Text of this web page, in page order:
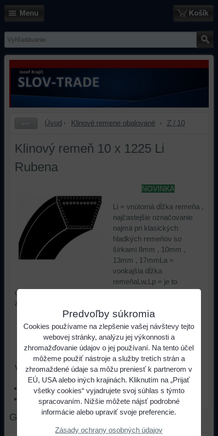
Menu Košík
Úvod Klinové remene obalované Z / 10
Klinový remeň 10 x 1225 Li
Rubena
NOVINKA
Li = vnútorná dĺžka remeňa ,
najčastejšie označovanie
najmä pri klasických
hladkých remeňov so
šírkami 8mm , 10mm ,
13mm , 17mmLa =
vonkajšia dĺžka
remeňaLw,Lp = je to
označovanie "vyššieho stredu" , je to rozmer na úrovni
zosilnenia remeňa
Cena: 4,20 €s DPH
ks Do košíka
Viac z kategórie
Klinové remene obalované
Z / 10
Galéria
Predvoľby súkromia
Cookies používame na zlepšenie vašej návštevy tejto
webovej stránky, analýzu jej výkonnosti a
zhromažďovanie údajov o jej používaní. Na tento účel
môžeme použiť nástroje a služby tretích strán a
zhromaždené údaje sa môžu preniesť k partnerom v
EÚ, USA alebo iných krajinách. Kliknutím na „Prijať
všetky cookies“ vyjadrujete svoj súhlas s týmto
spracovaním. Nižšie môžete nájsť podrobné
informácie alebo upraviť svoje preferencie.
Zásady ochrany osobných údajov